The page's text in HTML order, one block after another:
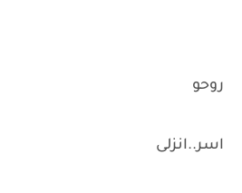
روحو
اسر..انزلى